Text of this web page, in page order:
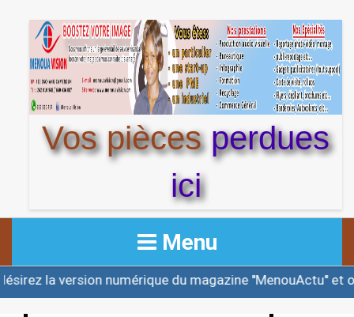
Vos piècesperdues
ici
Menu
ACCUEIL
du magazine ''MenouActu'' et ou une des éditions